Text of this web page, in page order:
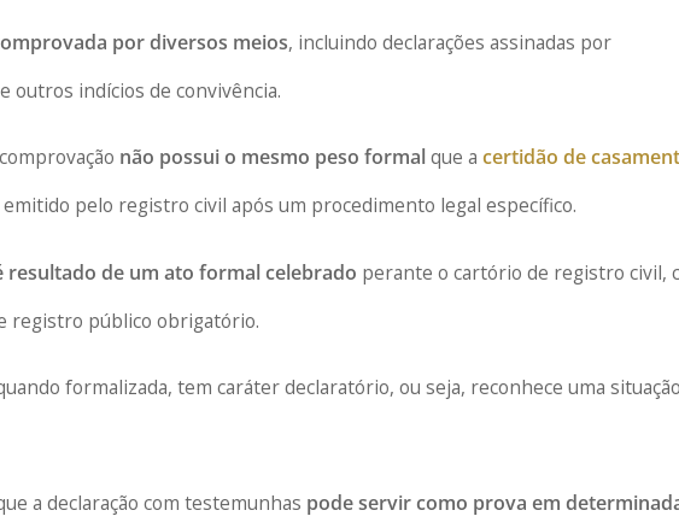
por diversos meios, incluindo declarações assinadas por
outros indícios de convivência.
não possui o mesmo peso formalque acertidão de
pelo registro civil após um procedimento legal específico.
resultado de um ato formal celebrado perante o cartório de registro civil,
registro público obrigatório.
formalizada, tem caráter declaratório, ou seja, reconhece uma
a declaração com testemunhas pode servir como prova em